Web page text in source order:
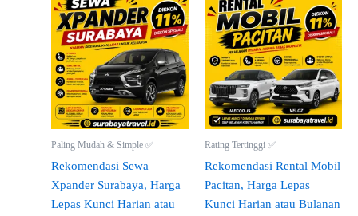
Paling Mudah & Simple ✅
Rekomendasi Sewa
Xpander Surabaya, Harga
Lepas Kunci Harian atau
Rating Tertinggi ✅
Rekomendasi Rental Mobil
Pacitan, Harga Lepas
Kunci Harian atau Bulanan